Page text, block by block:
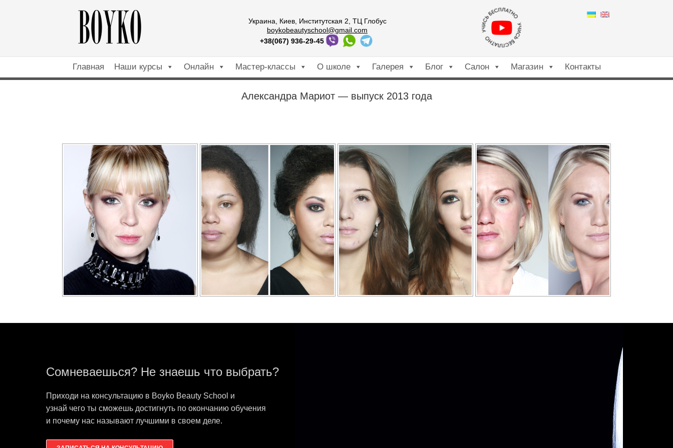
Украина, Киев, Институтская 2, ТЦ Глобус
boykobeautyschool@gmail.com
+38(067) 936-29-45
Главная Наши курсы Онлайн Мастер-классы О школе Галерея Блог Салон Магазин Контакты
Александра Мариот — выпуск 2013 года
Сомневаешься? Не знаешь что выбрать?
Приходи на консультацию в Boyko Beauty School и
узнай чего ты сможешь достигнуть по окончанию обучения
и почему нас называют лучшими в своем деле.